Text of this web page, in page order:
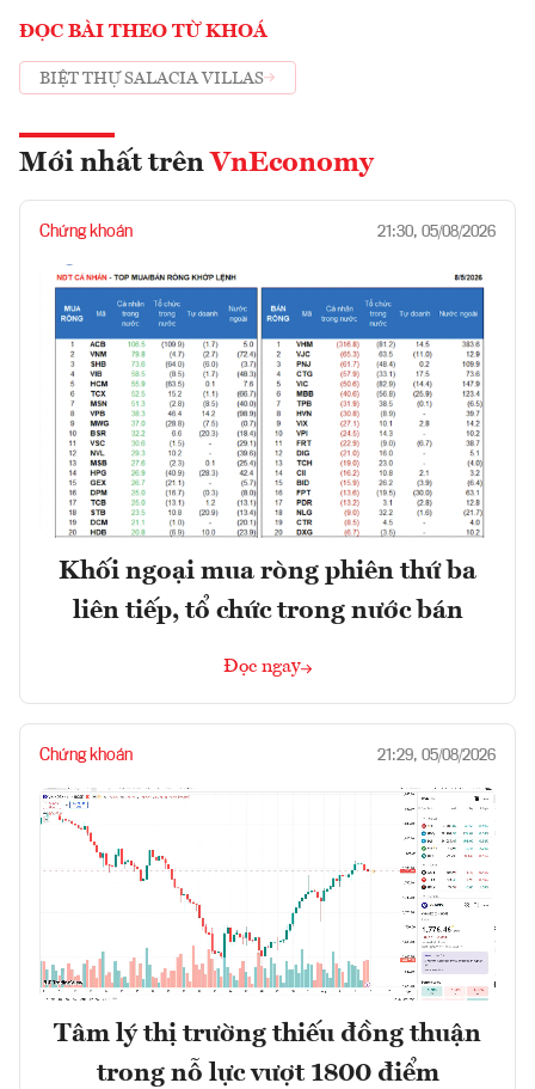
ĐỌC BÀI THEO TỪ KHOÁ
BIỆT THỰ SALACIA VILLAS
Mới nhất trên VnEconomy
Chứng khoán 21:30, 05/08/2026
Khối ngoại mua ròng phiên thứ ba
liên tiếp, tổ chức trong nước bán
Đọc ngay
Chứng khoán 21:29, 05/08/2026
Tâm lý thị trường thiếu đồng thuận
trong nỗ lực vượt 1800 điểm